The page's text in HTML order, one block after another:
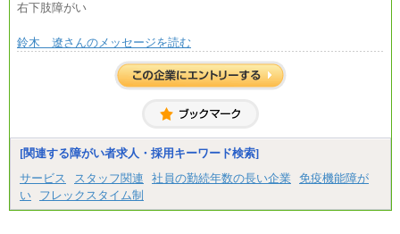
右下肢障がい
鈴木 遼さんのメッセージを読む
[関連する障がい者求人・採用キーワード検索]
サービス
スタッフ関連 社員の勤続年数の長い企業
免疫機能障が
い
フレックスタイム制